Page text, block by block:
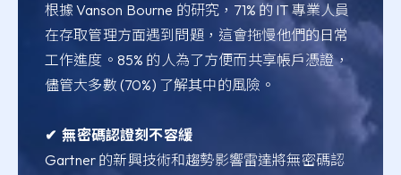
根據 Vanson Bourne 的研究，71% 的 IT 專業人員
在存取管理方面遇到問題，這會拖慢他們的日常
工作進度。85% 的人為了方便而共享帳戶憑證，
儘管大多數 (70%) 了解其中的風險。
✔︎ 無密碼認證刻不容緩
Gartner 的新興技術和趨勢影響雷達將無密碼認